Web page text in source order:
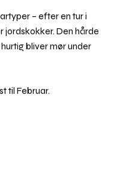
– efter en tur i
jordskokker. Den hårde
bliver mør under
til Februar.